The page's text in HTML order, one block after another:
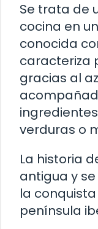
Se trata de
cocina en
conocida
caracteriza
gracias al
verduras o
La historia
antigua y
la
península